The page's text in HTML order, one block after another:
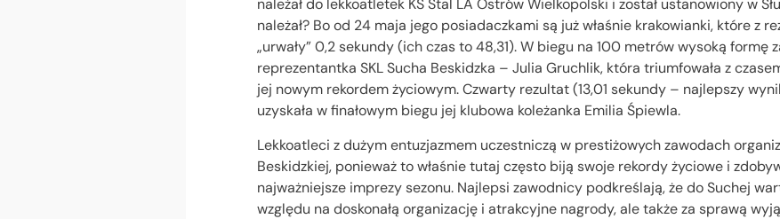
należał do lekkoatletek KS Stal LA Ostrów Wielkopolski i został ustanowiony w
należał? Bo od 24 maja jego posiadaczkami są już właśnie krakowianki, które z
„urwały” 0,2 sekundy (ich czas to 48,31). W biegu na 100 metrów wysoką formę
reprezentantka SKL Sucha Beskidzka – Julia Gruchlik, która triumfowała z
jej nowym rekordem życiowym. Czwarty rezultat (13,01 sekundy – najlepszy
uzyskała w finałowym biegu jej klubowa koleżanka Emilia Śpiewla.
Lekkoatleci z dużym entuzjazmem uczestniczą w prestiżowych zawodach
Beskidzkiej, ponieważ to właśnie tutaj często biją swoje rekordy życiowe i
najważniejsze imprezy sezonu. Najlepsi zawodnicy podkreślają, że do Suchej
względu na doskonałą organizację i atrakcyjne nagrody, ale także za sprawą